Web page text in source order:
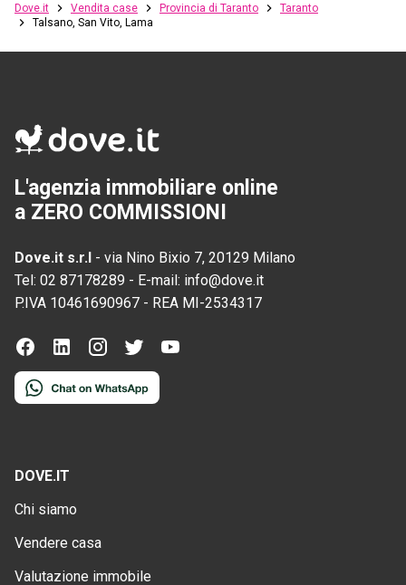
Dove.it Vendita case Provincia di Taranto
Taranto
Talsano, San Vito, Lama
L'agenzia immobiliare online
a ZERO COMMISSIONI
Dove.it s.r.l - via Nino Bixio 7, 20129 Milano
Tel: 02 87178289 - E-mail: info@dove.it
P.IVA 10461690967 - REA MI-2534317
DOVE.IT
Chi siamo
Vendere casa
Valutazione immobile